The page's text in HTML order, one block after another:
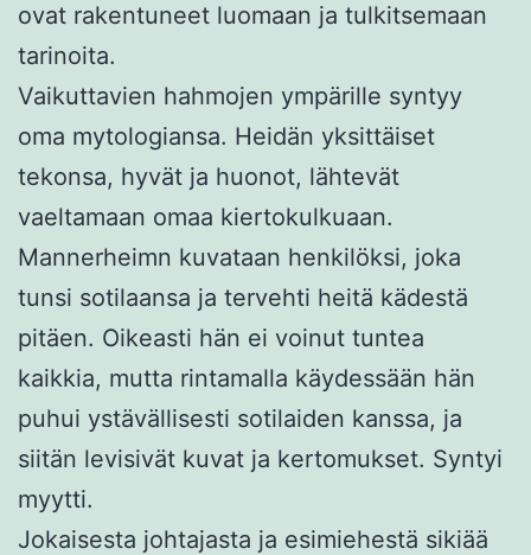
ovat rakentuneet luomaan ja tulkitsemaan
tarinoita.
Vaikuttavien hahmojen ympärille syntyy
oma mytologiansa. Heidän yksittäiset
tekonsa, hyvät ja huonot, lähtevät
vaeltamaan omaa kiertokulkuaan.
Mannerheimn kuvataan henkilöksi, joka
tunsi sotilaansa ja tervehti heitä kädestä
pitäen. Oikeasti hän ei voinut tuntea
kaikkia, mutta rintamalla käydessään hän
puhui ystävällisesti sotilaiden kanssa, ja
siitän levisivät kuvat ja kertomukset. Syntyi
myytti.
Jokaisesta johtajasta ja esimiehestä sikiää